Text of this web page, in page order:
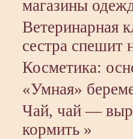
магазины
Ветеринарная
сестра спешит
Косметика:
«Умная»
Чай, чай —
кормить »